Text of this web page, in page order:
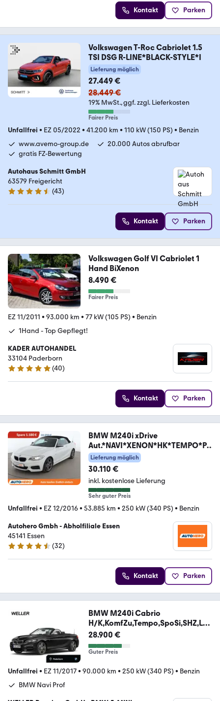
Kontakt Parken
Volkswagen T-Roc Cabriolet 1.5
TSI DSG R-LINE*BLACK-STYLE*I
Lieferung möglich
27.449 €
28.449 €
19% MwSt. ggf. zzgl. Lieferkosten
Fairer Preis
Unfallfrei • EZ 05/2022 • 41.200 km • 110 kW (150 PS) • Benzin
www.avemo-group.de
20.000 Autos abrufbar
gratis FZ-Bewertung
Autohaus Schmitt GmbH
63579 Freigericht
4.7 Sterne
(43)
Kontakt Parken
Volkswagen Golf VI Cabriolet 1
Hand BiXenon
8.490 €
Fairer Preis
EZ 11/2011 • 93.000 km • 77 kW (105 PS) • Benzin
1Hand - Top Gepflegt!
KADER AUTOHANDEL
33104 Paderborn
4.9 Sterne
(40)
Kontakt Parken
BMW M240i xDrive
Aut.*NAVI*XENON*HK*TEMPO*PD
C*SH
Lieferung möglich
30.110 €
inkl. kostenlose Lieferung
Sehr guter Preis
Unfallfrei • EZ 12/2016• 53.885 km • 250 kW (340 PS) • Benzin
Autohero Gmbh - Abholfiliale Essen
45141 Essen
4.7 Sterne
(32)
Kontakt Parken
BMW M240i Cabrio
H/K,KomfZu,Tempo,SpoSi,SHZ,Len
kHz
28.900 €
Guter Preis
Unfallfrei • EZ 11/2017• 90.000 km • 250 kW (340 PS) • Benzin
BMW Navi Prof